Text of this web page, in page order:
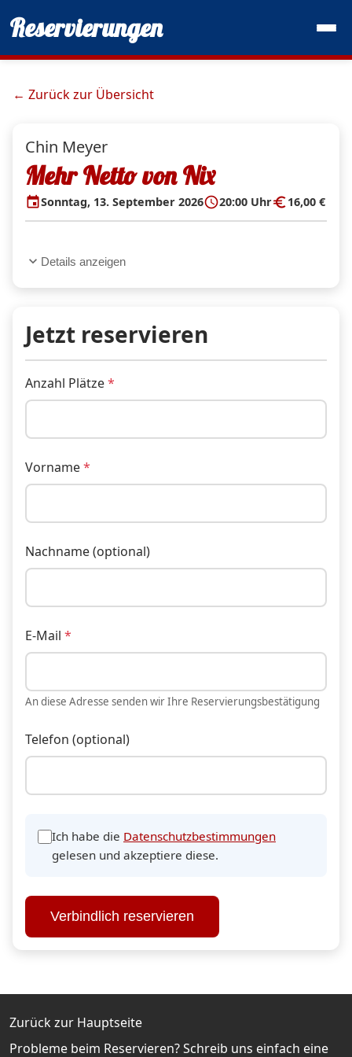
Reservierungen
← Zurück zur Übersicht
Chin Meyer
Mehr Netto von Nix
eventSonntag, 13. September 2026schedule20:00 Uhreuro16,00 €
expand_more Details anzeigen
Jetzt reservieren
Anzahl Plätze
Vorname
Nachname (optional)
E-Mail
An diese Adresse senden wir Ihre Reservierungsbestätigung
Telefon (optional)
Ich habe die Datenschutzbestimmungen
gelesen und akzeptiere diese.
Verbindlich reservieren
Zurück zur Hauptseite
Probleme beim Reservieren? Schreib uns einfach eine